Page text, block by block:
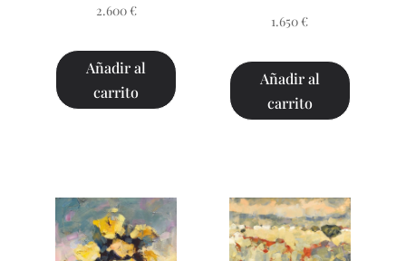
2.600 €
Añadir al
carrito
1.650 €
Añadir al
carrito